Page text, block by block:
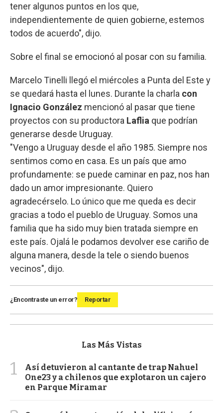
tener algunos puntos en los que,
independientemente de quien gobierne, estemos
todos de acuerdo", dijo.
Sobre el final se emocionó al posar con su familia.
Marcelo Tinelli llegó el miércoles a Punta del Este y
se quedará hasta el lunes. Durante la charla con
Ignacio González mencionó al pasar que tiene
proyectos con su productora Laflia que podrían
generarse desde Uruguay.
"Vengo a Uruguay desde el año 1985. Siempre nos
sentimos como en casa. Es un país que amo
profundamente: se puede caminar en paz, nos han
dado un amor impresionante. Quiero
agradecérselo. Lo único que me queda es decir
gracias a todo el pueblo de Uruguay. Somos una
familia que ha sido muy bien tratada siempre en
este país. Ojalá le podamos devolver ese cariño de
alguna manera, desde la tele o siendo buenos
vecinos", dijo.
¿Encontraste un error? Reportar
Las Más Vistas
1
Así detuvieron al cantante de trap Nahuel
One23 y a chilenos que explotaron un cajero
en Parque Miramar